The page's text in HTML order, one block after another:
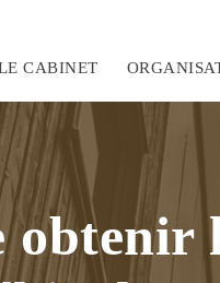
CABINET
obtenir